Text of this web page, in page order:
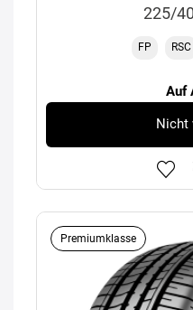
225/
FP RSC
Auf
Nicht
Premiumklasse